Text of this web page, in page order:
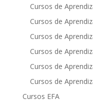
Cursos de
Cursos de
Cursos de
Cursos de
Cursos de
Cursos de
Cursos EFA